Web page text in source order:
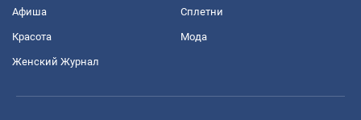
Афиша Сплетни
Красота Мода
Женский Журнал